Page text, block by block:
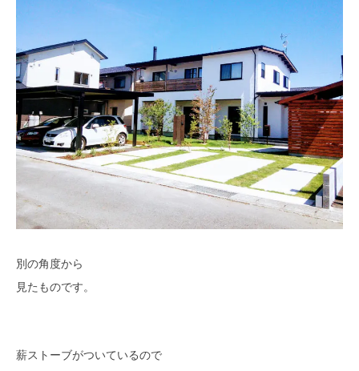
別の角度から
見たものです。
薪ストーブがついているので